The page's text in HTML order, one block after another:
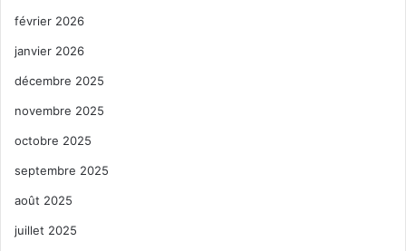
février 2026
janvier 2026
décembre 2025
novembre 2025
octobre 2025
septembre 2025
août 2025
juillet 2025